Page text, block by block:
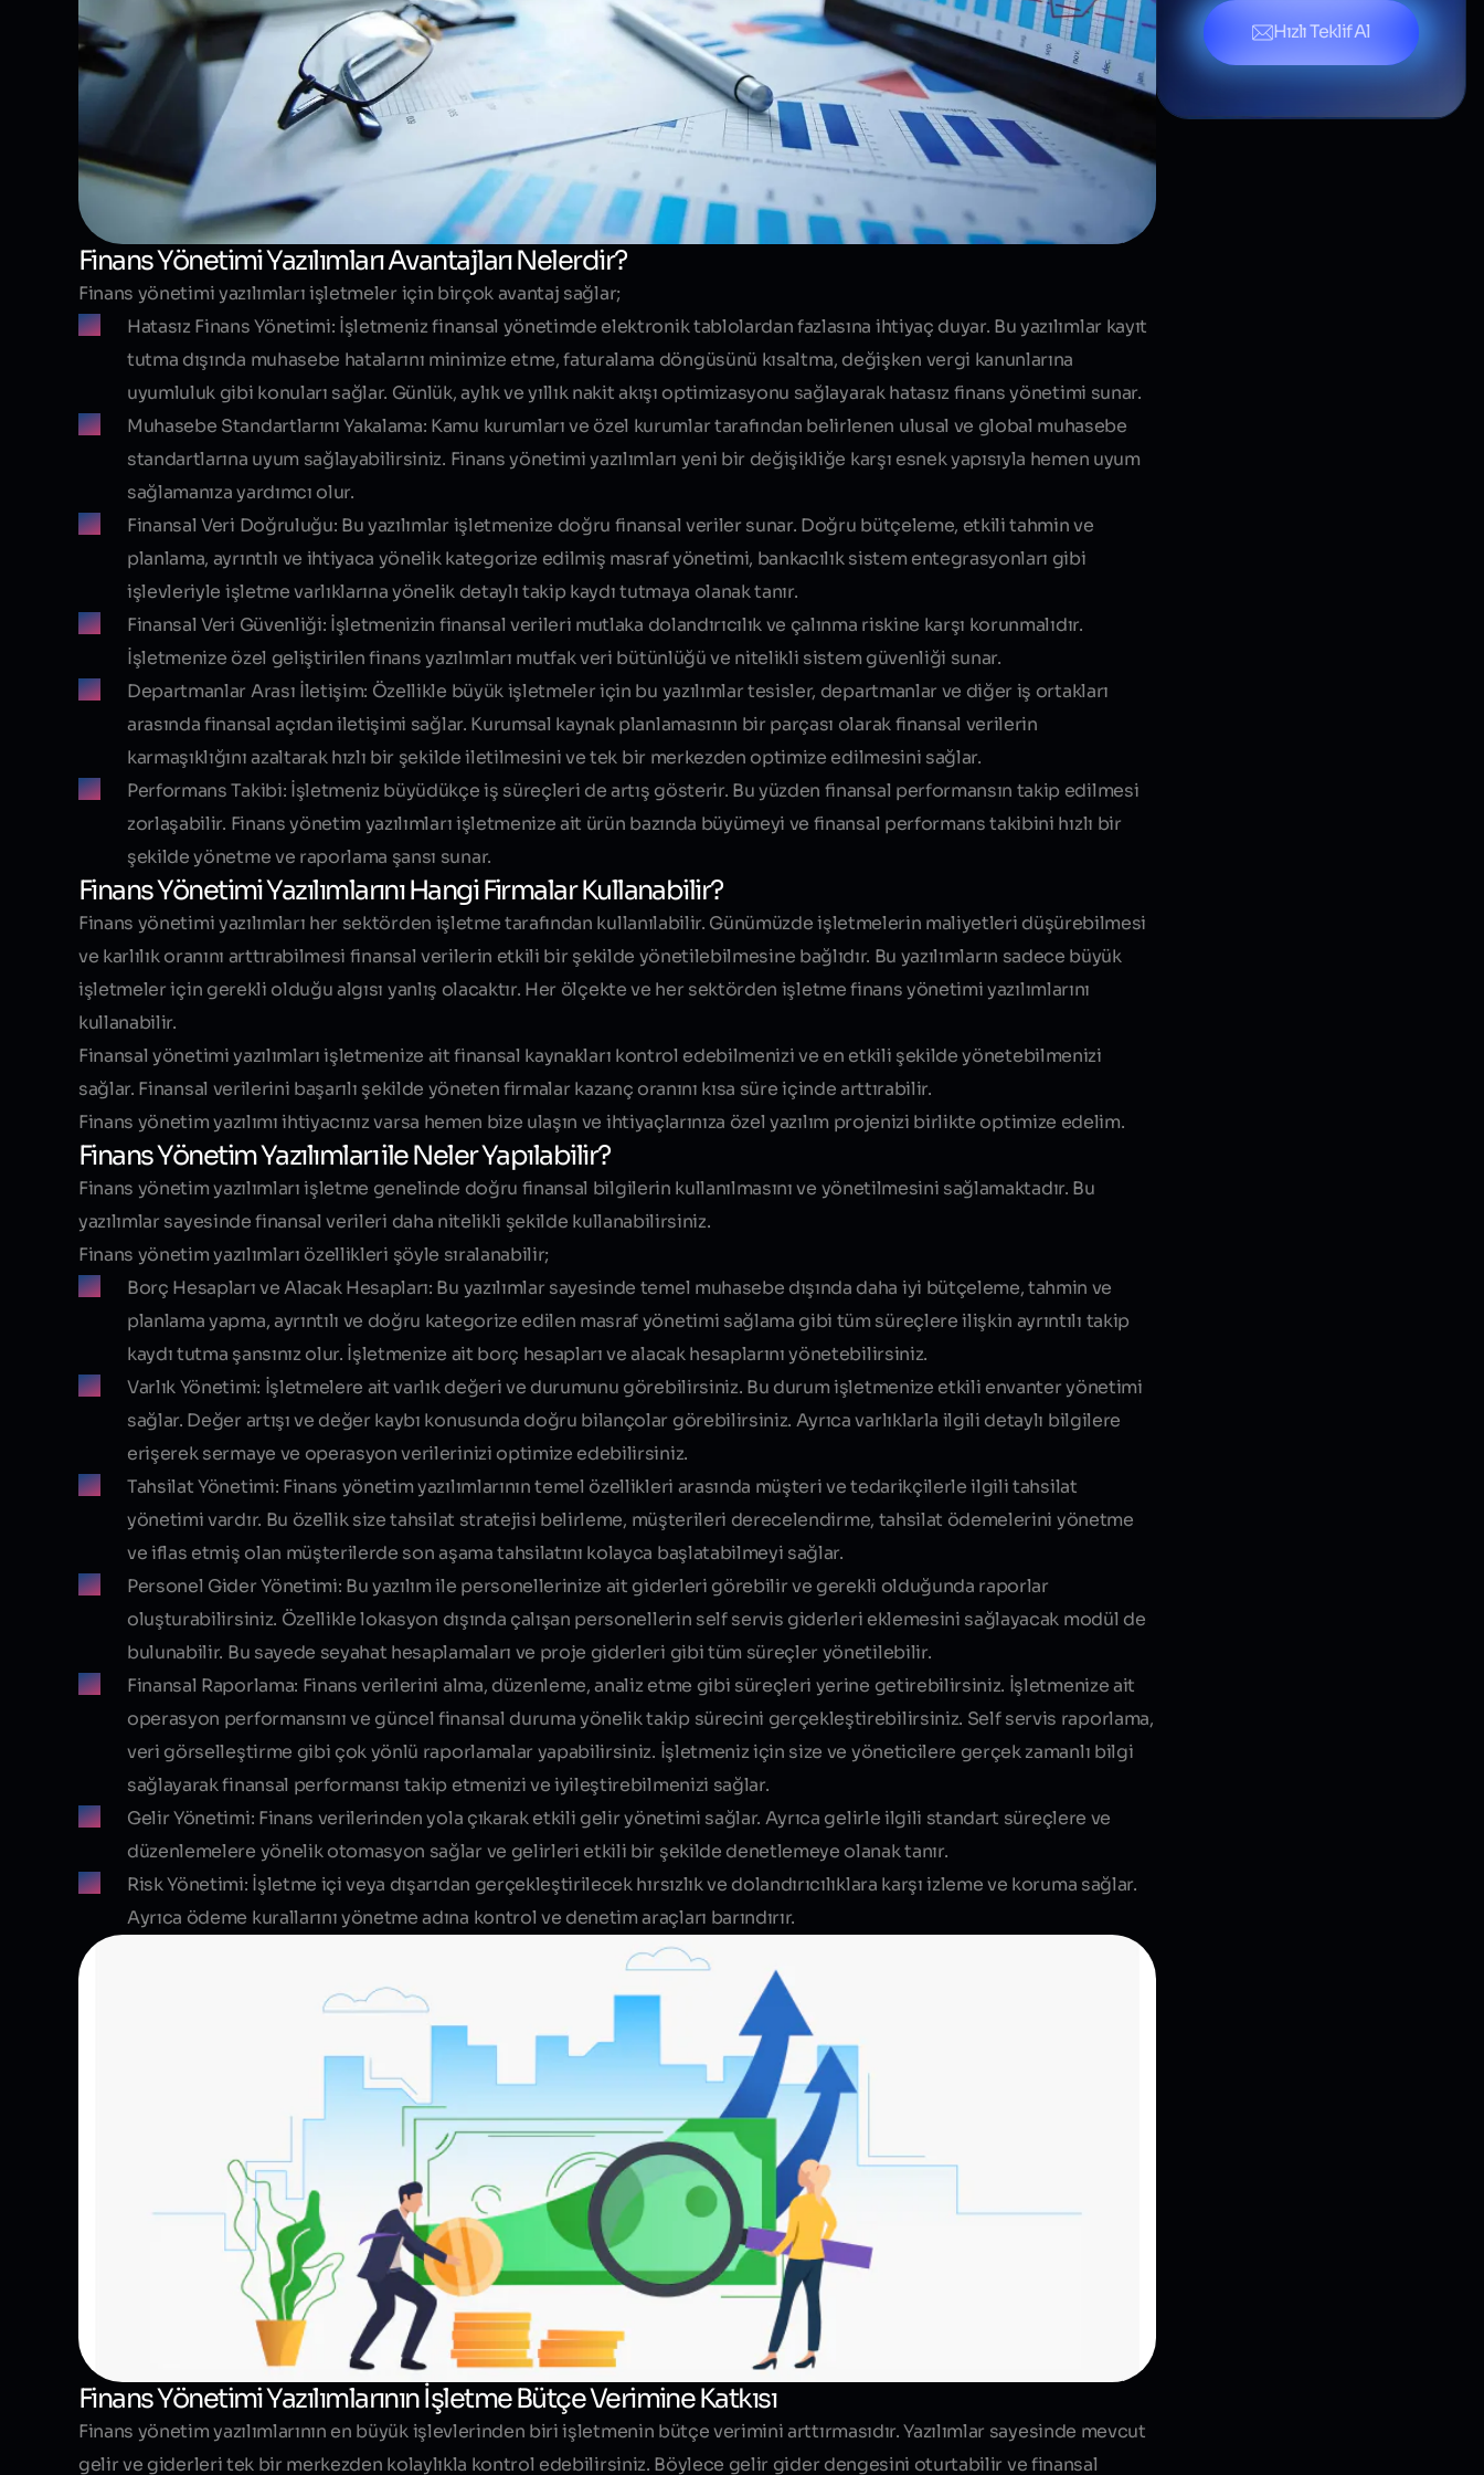
Finans Yönetimi Yazılımları Avantajları Nelerdir?
Finans yönetimi yazılımları işletmeler için birçok avantaj sağlar;
Hatasız Finans Yönetimi: İşletmeniz finansal yönetimde elektronik tablolardan fazlasına ihtiyaç duyar. Bu yazılımlar kayıt
tutma dışında muhasebe hatalarını minimize etme, faturalama döngüsünü kısaltma, değişken vergi kanunlarına
uyumluluk gibi konuları sağlar. Günlük, aylık ve yıllık nakit akışı optimizasyonu sağlayarakhatasız finans yönetimi sunar.
Muhasebe Standartlarını Yakalama: Kamu kurumları ve özel kurumlar tarafından belirlenen ulusal ve global muhasebe
standartlarına uyum sağlayabilirsiniz. Finans yönetimi yazılımları yeni bir değişikliğe karşı esnek yapısıyla hemen uyum
sağlamanıza yardımcı olur.
Finansal Veri Doğruluğu: Bu yazılımlar işletmenize doğru finansal veriler sunar. Doğru bütçeleme, etkili tahmin ve
planlama, ayrıntılı ve ihtiyaca yönelik kategorize edilmiş masraf yönetimi, bankacılık sistem entegrasyonları gibi
işlevleriyle işletme varlıklarına yönelik detaylı takip kaydı tutmaya olanak tanır.
Finansal Veri Güvenliği: İşletmenizin finansal verileri mutlaka dolandırıcılık ve çalınma riskine karşı korunmalıdır.
İşletmenize özel geliştirilen finans yazılımları mutfak veri bütünlüğü ve nitelikli sistem güvenliği sunar.
Departmanlar Arası İletişim: Özellikle büyük işletmeler için bu yazılımlar tesisler, departmanlar ve diğer iş ortakları
arasında finansal açıdan iletişimi sağlar. Kurumsal kaynak planlamasının bir parçası olarak finansal verilerin
karmaşıklığını azaltarak hızlı bir şekilde iletilmesini ve tek bir merkezden optimize edilmesini sağlar.
Performans Takibi: İşletmeniz büyüdükçe iş süreçleri de artış gösterir. Bu yüzden finansal performansın takip edilmesi
zorlaşabilir. Finans yönetim yazılımları işletmenize ait ürün bazında büyümeyi ve finansal performans takibini hızlı bir
şekilde yönetme ve raporlama şansı sunar.
Finans Yönetimi Yazılımlarını Hangi Firmalar Kullanabilir?
Finans yönetimi yazılımları her sektörden işletme tarafından kullanılabilir. Günümüzde işletmelerin maliyetleri düşürebilmesi
ve karlılık oranını arttırabilmesi finansal verilerin etkili bir şekilde yönetilebilmesine bağlıdır. Bu yazılımların sadece büyük
işletmeler için gerekli olduğu algısı yanlış olacaktır. Her ölçekte ve her sektörden işletme finans yönetimi yazılımlarını
kullanabilir.
Finansal yönetimi yazılımları işletmenize ait finansal kaynakları kontrol edebilmenizi ve en etkili şekilde yönetebilmenizi
sağlar. Finansal verilerini başarılı şekilde yöneten firmalar kazanç oranını kısa süre içinde arttırabilir.
Finans yönetim yazılımı ihtiyacınız varsa hemen bize ulaşın ve ihtiyaçlarınıza özel yazılım projenizi birlikte optimize edelim.
Finans Yönetim Yazılımları ile Neler Yapılabilir?
Finans yönetim yazılımları işletme genelinde doğru finansal bilgilerin kullanılmasını ve yönetilmesini sağlamaktadır. Bu
yazılımlar sayesinde finansal verileri daha nitelikli şekilde kullanabilirsiniz.
Finans yönetim yazılımları özellikleri şöyle sıralanabilir;
Borç Hesapları ve Alacak Hesapları: Bu yazılımlar sayesinde temel muhasebe dışında daha iyi bütçeleme, tahmin ve
planlama yapma, ayrıntılı ve doğru kategorize edilen masraf yönetimi sağlama gibi tüm süreçlere ilişkin ayrıntılı takip
kaydı tutma şansınız olur. İşletmenize ait borç hesapları ve alacak hesaplarını yönetebilirsiniz.
Varlık Yönetimi: İşletmelere ait varlık değeri ve durumunu görebilirsiniz. Bu durum işletmenize etkili envanter yönetimi
sağlar. Değer artışı ve değer kaybı konusunda doğru bilançolar görebilirsiniz. Ayrıca varlıklarla ilgili detaylı bilgilere
erişerek sermaye ve operasyon verilerinizi optimize edebilirsiniz.
Tahsilat Yönetimi: Finans yönetim yazılımlarının temel özellikleri arasında müşteri ve tedarikçilerle ilgili tahsilat
yönetimi vardır. Bu özellik size tahsilat stratejisi belirleme, müşterileri derecelendirme, tahsilat ödemelerini yönetme
ve iflas etmiş olan müşterilerde son aşama tahsilatını kolayca başlatabilmeyi sağlar.
Personel Gider Yönetimi: Bu yazılım ile personellerinize ait giderleri görebilir ve gerekli olduğunda raporlar
oluşturabilirsiniz. Özellikle lokasyon dışında çalışan personellerin self servis giderleri eklemesini sağlayacak modül de
bulunabilir. Bu sayede seyahat hesaplamaları ve proje giderleri gibi tüm süreçler yönetilebilir.
Finansal Raporlama: Finans verilerini alma, düzenleme, analiz etme gibi süreçleri yerine getirebilirsiniz. İşletmenize ait
operasyon performansını ve güncel finansal duruma yönelik takip sürecini gerçekleştirebilirsiniz. Self servis raporlama,
veri görselleştirme gibi çok yönlü raporlamalar yapabilirsiniz. İşletmeniz için size ve yöneticilere gerçek zamanlı bilgi
sağlayarak finansal performansı takip etmenizi ve iyileştirebilmenizi sağlar.
Gelir Yönetimi: Finans verilerinden yola çıkarak etkili gelir yönetimi sağlar. Ayrıca gelirle ilgili standart süreçlere ve
düzenlemelere yönelik otomasyon sağlar ve gelirleri etkili bir şekilde denetlemeye olanak tanır.
Risk Yönetimi: İşletme içi veya dışarıdan gerçekleştirilecek hırsızlık ve dolandırıcılıklara karşı izleme ve koruma sağlar.
Ayrıca ödeme kurallarını yönetme adına kontrol ve denetim araçları barındırır.
Finans Yönetimi Yazılımlarının İşletme Bütçe Verimine Katkısı
Finans yönetim yazılımlarının en büyük işlevlerinden biri işletmenin bütçe verimini arttırmasıdır. Yazılımlar sayesinde mevcut
gelir ve giderleri tek bir merkezden kolaylıkla kontrol edebilirsiniz. Böylece gelir gider dengesini oturtabilir ve finansal
Hızlı Teklif Al